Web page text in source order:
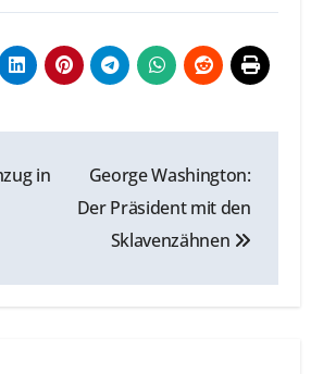
in
George Washington:
Der Präsident mit den
Sklavenzähnen